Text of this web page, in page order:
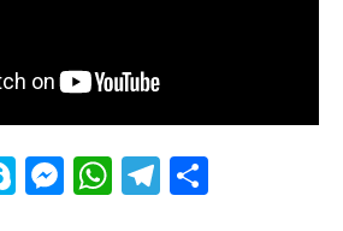
SkypeMessenger
WhatsApp
Telegram